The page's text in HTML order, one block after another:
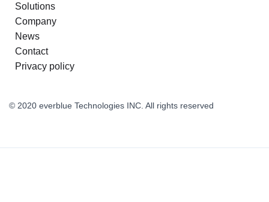
Solutions
Company
News
Contact
Privacy policy
© 2020 everblue Technologies INC. All rights reserved